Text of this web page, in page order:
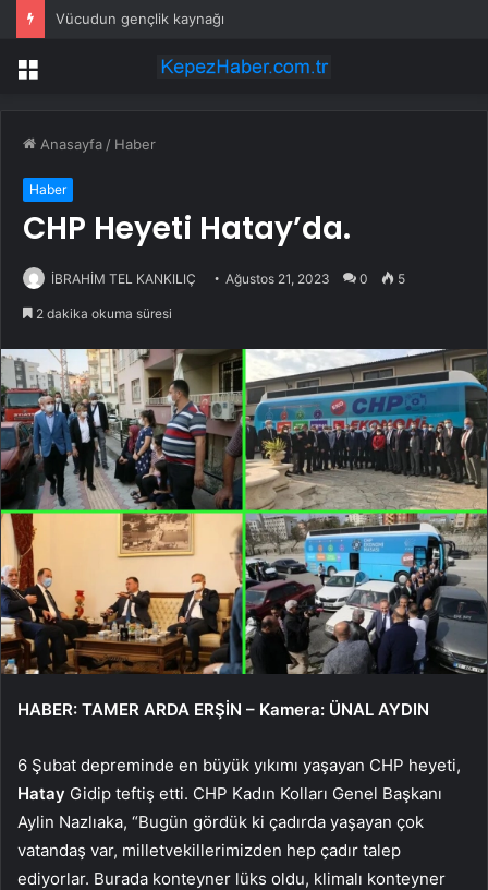
Vücudun gençlik kaynağı
Menü
Anasayfa / Haber
Haber
CHP Heyeti Hatay’da.
İBRAHİM TEL KANKILIÇ Ağustos 21, 2023 0 5
2 dakika okuma süresi
HABER: TAMER ARDA ERŞİN – Kamera: ÜNAL AYDIN
6 Şubat depreminde en büyük yıkımı yaşayan CHP heyeti,
Hatay Gidip teftiş etti. CHP Kadın Kolları Genel Başkanı
Aylin Nazlıaka, “Bugün gördük ki çadırda yaşayan çok
vatandaş var, milletvekillerimizden hep çadır talep
ediyorlar. Burada konteyner lüks oldu, klimalı konteyner